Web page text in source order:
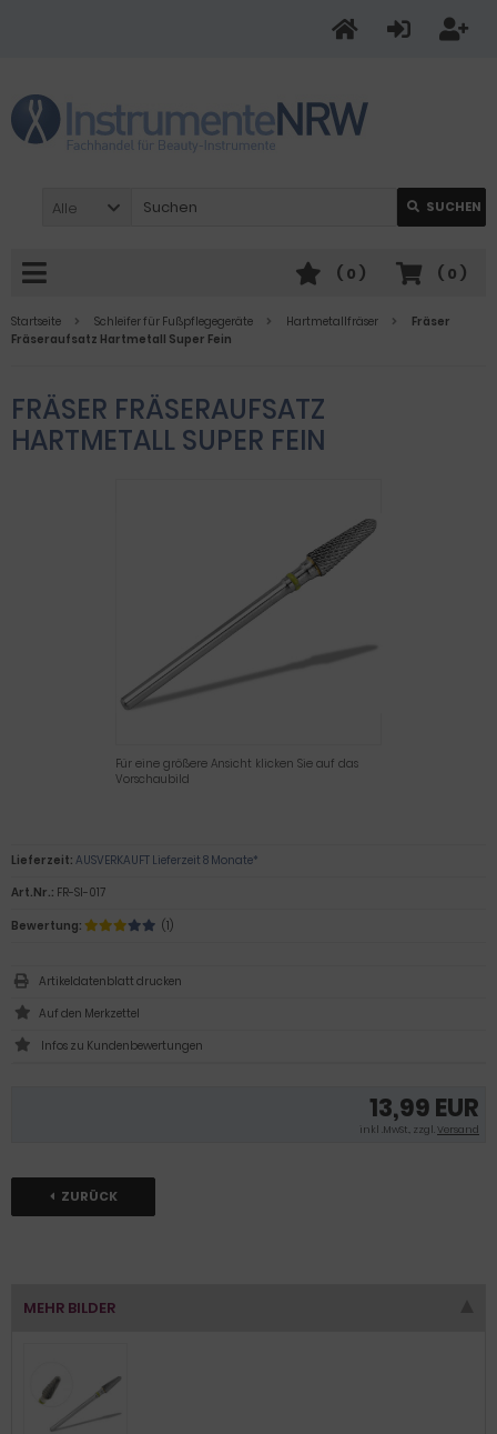
Alle SUCHEN
( 0 )
( 0 )
Startseite Schleifer für Fußpflegegeräte Hartmetallfräser
Fräser
Fräseraufsatz Hartmetall Super Fein
FRÄSER FRÄSERAUFSATZ
HARTMETALL SUPER FEIN
Für eine größere Ansicht klicken Sie auf das
Vorschaubild
13,99 EUR
inkl .MwSt., zzgl.Versand
ZURÜCK
Lieferzeit: AUSVERKAUFT Lieferzeit 8 Monate*
Art.Nr.: FR-SI-017
Bewertung:
(1)
Artikeldatenblatt drucken
Infos zu Kundenbewertungen
MEHR BILDER